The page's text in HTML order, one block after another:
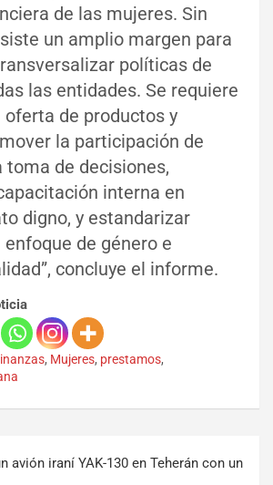
de las mujeres. Sin
un amplio margen para
políticas de
las entidades. Se requiere
de productos y
la participación de
toma de decisiones,
interna en
digno, y estandarizar
de género e
concluye el informe.
, Mujeres, prestamos,
avión iraní YAK-130 en Teherán con un